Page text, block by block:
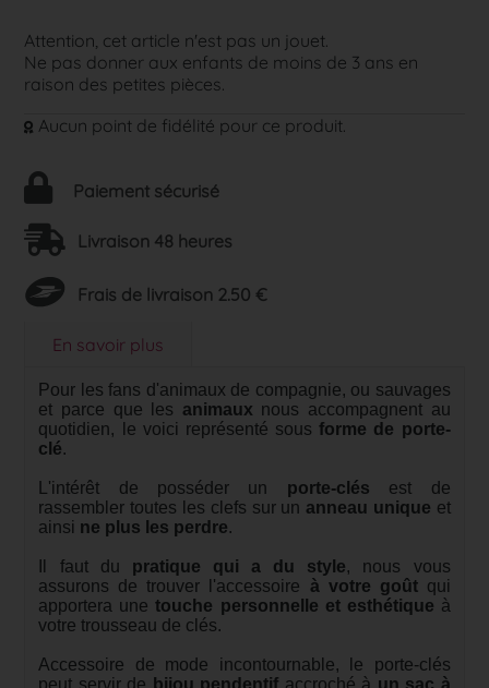
Attention, cet article n'est pas un jouet.
Ne pas donner aux enfants de moins de 3 ans en
raison des petites pièces.
Aucun point de fidélité pour ce produit.
Paiement sécurisé
Livraison 48 heures
Frais de livraison 2.50 €
En savoir plus
Pour les fans d'animaux de compagnie, ou sauvages
et parce que les animaux nous accompagnent au
quotidien, le voici représenté sousforme de porte-
clé.
L'intérêt de posséder un porte-clés est de
rassembler toutes les clefs sur un anneau unique et
ainsi ne plus les perdre.
Il faut du pratique qui a du style, nous vous
assurons de trouver l'accessoire à votre goûtqui
apportera unetouche personnelle et esthétique à
votre trousseau de clés.
Accessoire de mode incontournable, le porte-clés
peut servir de bijou pendentif accroché à un sac à